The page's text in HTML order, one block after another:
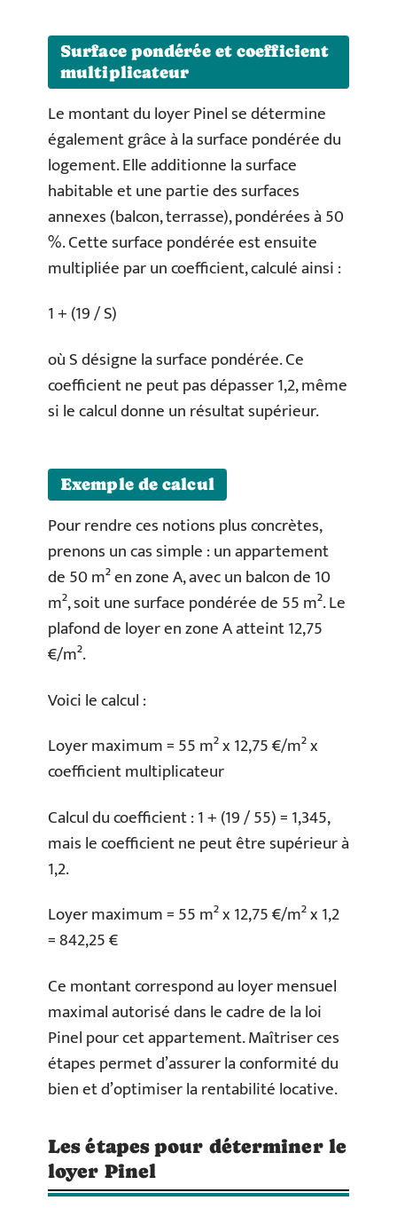
Surface pondérée et coefficient
multiplicateur
Le montant du loyer Pinel se détermine
également grâce à la surface pondérée du
logement. Elle additionne la surface
habitable et une partie des surfaces
annexes (balcon, terrasse), pondérées à 50
%. Cette surface pondérée est ensuite
multipliée par un coefficient, calculé ainsi :
1 + (19 / S)
où S désigne la surface pondérée. Ce
coefficient ne peut pas dépasser 1,2, même
si le calcul donne un résultat supérieur.
Exemple de calcul
Pour rendre ces notions plus concrètes,
prenons un cas simple : un appartement
de 50 m² en zone A, avec un balcon de 10
m², soit une surface pondérée de 55 m². Le
plafond de loyer en zone A atteint 12,75
€/m².
Voici le calcul :
Loyer maximum = 55 m² x 12,75 €/m² x
coefficient multiplicateur
Calcul du coefficient : 1 + (19 / 55) = 1,345,
mais le coefficient ne peut être supérieur à
1,2.
Loyer maximum = 55 m² x 12,75 €/m² x 1,2
= 842,25 €
Ce montant correspond au loyer mensuel
maximal autorisé dans le cadre de la loi
Pinel pour cet appartement. Maîtriser ces
étapes permet d’assurer la conformité du
bien et d’optimiser la rentabilité locative.
Les étapes pour déterminer le
loyer Pinel